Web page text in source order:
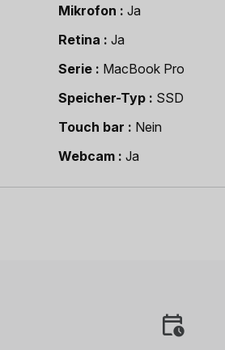
Mikrofon
Ja
Retina
Ja
Serie
MacBook Pro
Speicher-Typ
SSD
Touch bar
Nein
Webcam
Ja